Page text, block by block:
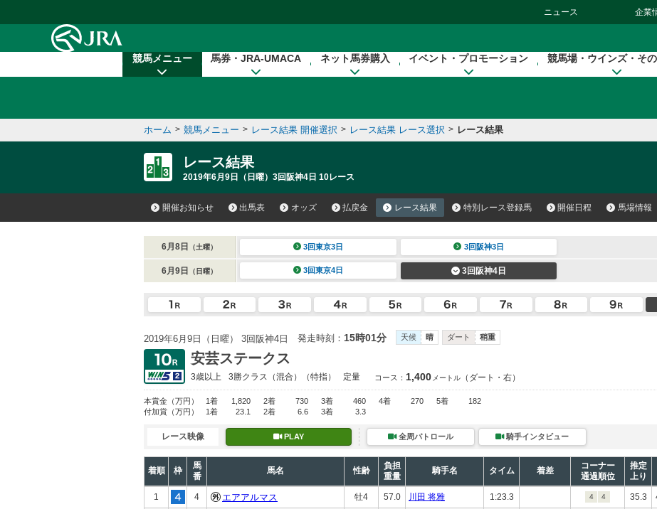
ニュース 企業
競馬メニュー 馬券・JRA-UMACA ネット馬券購入 イベント・プロモーション 競馬場・ウインズ・そ
ホーム > 競馬メニュー > レース結果 開催選択 > レース結果 レース選択 > レース結果
レース結果
2019年6月9日（日曜）3回阪神4日 10レース
開催お知らせ 出馬表 オッズ 払戻金 レース結果 特別レース登録馬 開催日程 馬場情報
6月8日 （土曜） 3回東京3日 3回阪神3日
6月9日 （日曜） 3回東京4日 3回阪神4日
2019年6月9日（日曜） 3回阪神4日 発走時刻： 15時01分 天候 晴 ダート 稍重
安芸ステークス
3歳以上 3勝クラス （混合）（特指） 定量 コース： 1,400 メートル （ダート・右）
本賞金 （万円） 1着 1,820 2着 730 3着 460 4着 270 5着
182
付加賞 （万円） 1着 23.1 2着 6.6 3着 3.3
レース映像 PLAY 全周パトロール 騎手インタビュー
着順 枠
馬
番
馬名 性齢
負担
重量
騎手名 タイム 着差
コーナー
通過順位
推定
上り
1 4 エアアルマス 牡4 57.0 川田 将雅 1:23.3 4 4 35.3